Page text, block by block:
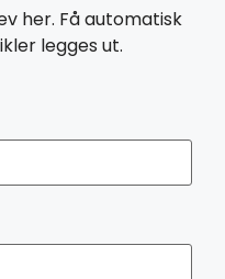
her. Få automatisk
legges ut.